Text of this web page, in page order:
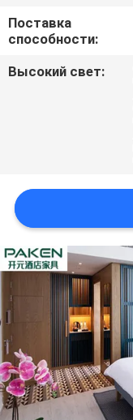
PRIVACY
POLICY
Поставка
способности:
Высокий свет: